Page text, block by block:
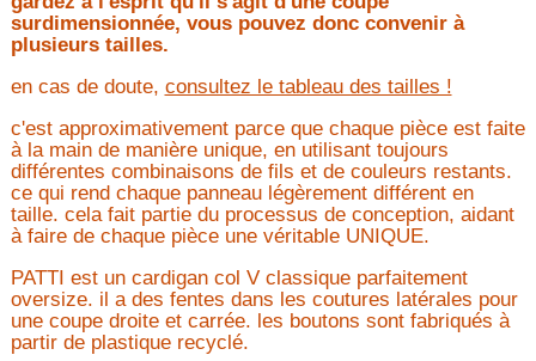
surdimensionnée, vous pouvez donc convenir à
plusieurs tailles.
en cas de doute, consultez le tableau des tailles !
c'est approximativement parce que chaque pièce est faite
à la main de manière unique, en utilisant toujours
différentes combinaisons de fils et de couleurs restants.
ce qui rend chaque panneau légèrement différent en
taille. cela fait partie du processus de conception, aidant
à faire de chaque pièce une véritable UNIQUE.
PATTI est un cardigan col V classique parfaitement
oversize. il a des fentes dans les coutures latérales pour
une coupe droite et carrée. les boutons sont fabriqués à
partir de plastique recyclé.